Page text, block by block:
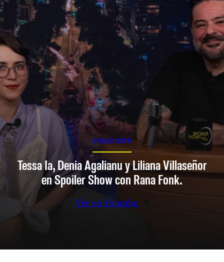
SPOILER SHOW
Tessa Ia, Denia Agalianu y Liliana Villaseñor
en Spoiler Show con Rana Fonk.
Ver en Youtube